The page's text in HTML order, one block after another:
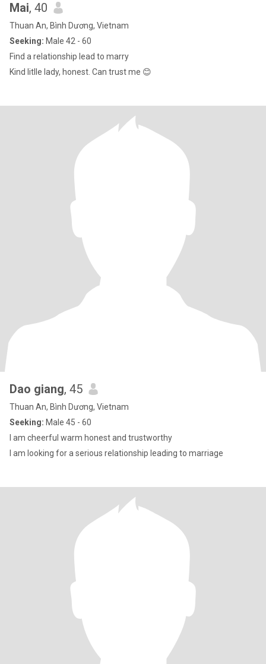
Mai, 40
Thuan An, Bình Dương, Vietnam
Seeking: Male 42 - 60
Find a relationship lead to marry
Kind litlle lady, honest. Can trust me 😊
Dao giang, 45
Thuan An, Bình Dương, Vietnam
Seeking: Male 45 - 60
I am cheerful warm honest and trustworthy
I am looking for a serious relationship leading to marriage